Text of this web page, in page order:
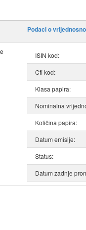
Podaci o
ISIN kod:
Cfi kod:
Klasa papira:
Nominalna
Količina papira:
Datum emisije:
Status:
Datum zadnje